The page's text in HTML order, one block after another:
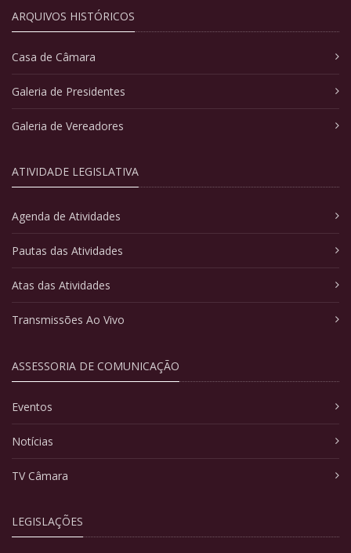
ARQUIVOS HISTÓRICOS
Casa de Câmara
Galeria de Presidentes
Galeria de Vereadores
ATIVIDADE LEGISLATIVA
Agenda de Atividades
Pautas das Atividades
Atas das Atividades
Transmissões Ao Vivo
ASSESSORIA DE COMUNICAÇÃO
Eventos
Notícias
TV Câmara
LEGISLAÇÕES